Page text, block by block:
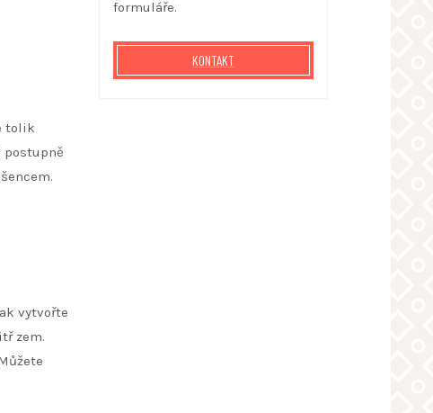
tolik
postupně
vytvořte
zem.
formuláře.
KONTAKT